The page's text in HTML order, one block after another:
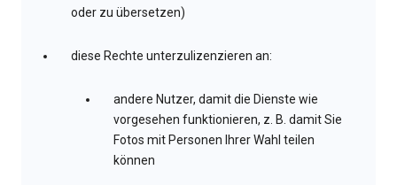
oder zu übersetzen)
diese Rechte unterzulizenzieren an:
andere Nutzer, damit die Dienste wie
vorgesehen funktionieren, z. B. damit Sie
Fotos mit Personen Ihrer Wahl teilen
können